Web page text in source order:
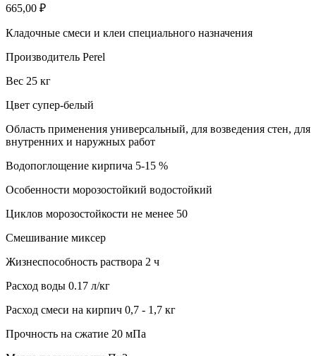
665,00 ₽
Кладочные смеси и клеи специального назначения
Производитель Perel
Вес 25 кг
Цвет супер-белый
Область применения универсальный, для возведения стен, для
внутренних и наружных работ
Водопоглощение кирпича 5-15 %
Особенности морозостойкий водостойкий
Циклов морозостойкости не менее 50
Смешивание миксер
Жизнеспособность раствора 2 ч
Расход воды 0.17 л/кг
Расход смеси на кирпич 0,7 - 1,7 кг
Прочность на сжатие 20 мПа